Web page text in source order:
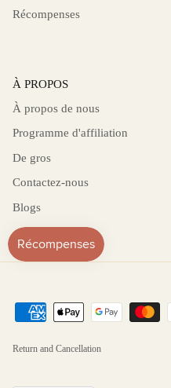
Récompenses
À PROPOS
À propos de nous
Programme d'affiliation
De gros
Contactez-nous
Blogs
Return and Cancellation